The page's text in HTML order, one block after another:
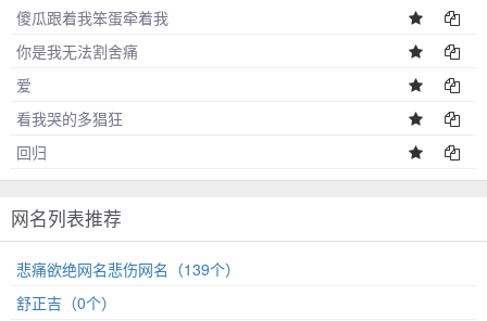
傻瓜跟着我笨蛋牵着我
你是我无法割舍痛
爱
看我哭的多猖狂
回归
网名列表推荐
悲痛欲绝网名悲伤网名（139个）
舒正吉（0个）